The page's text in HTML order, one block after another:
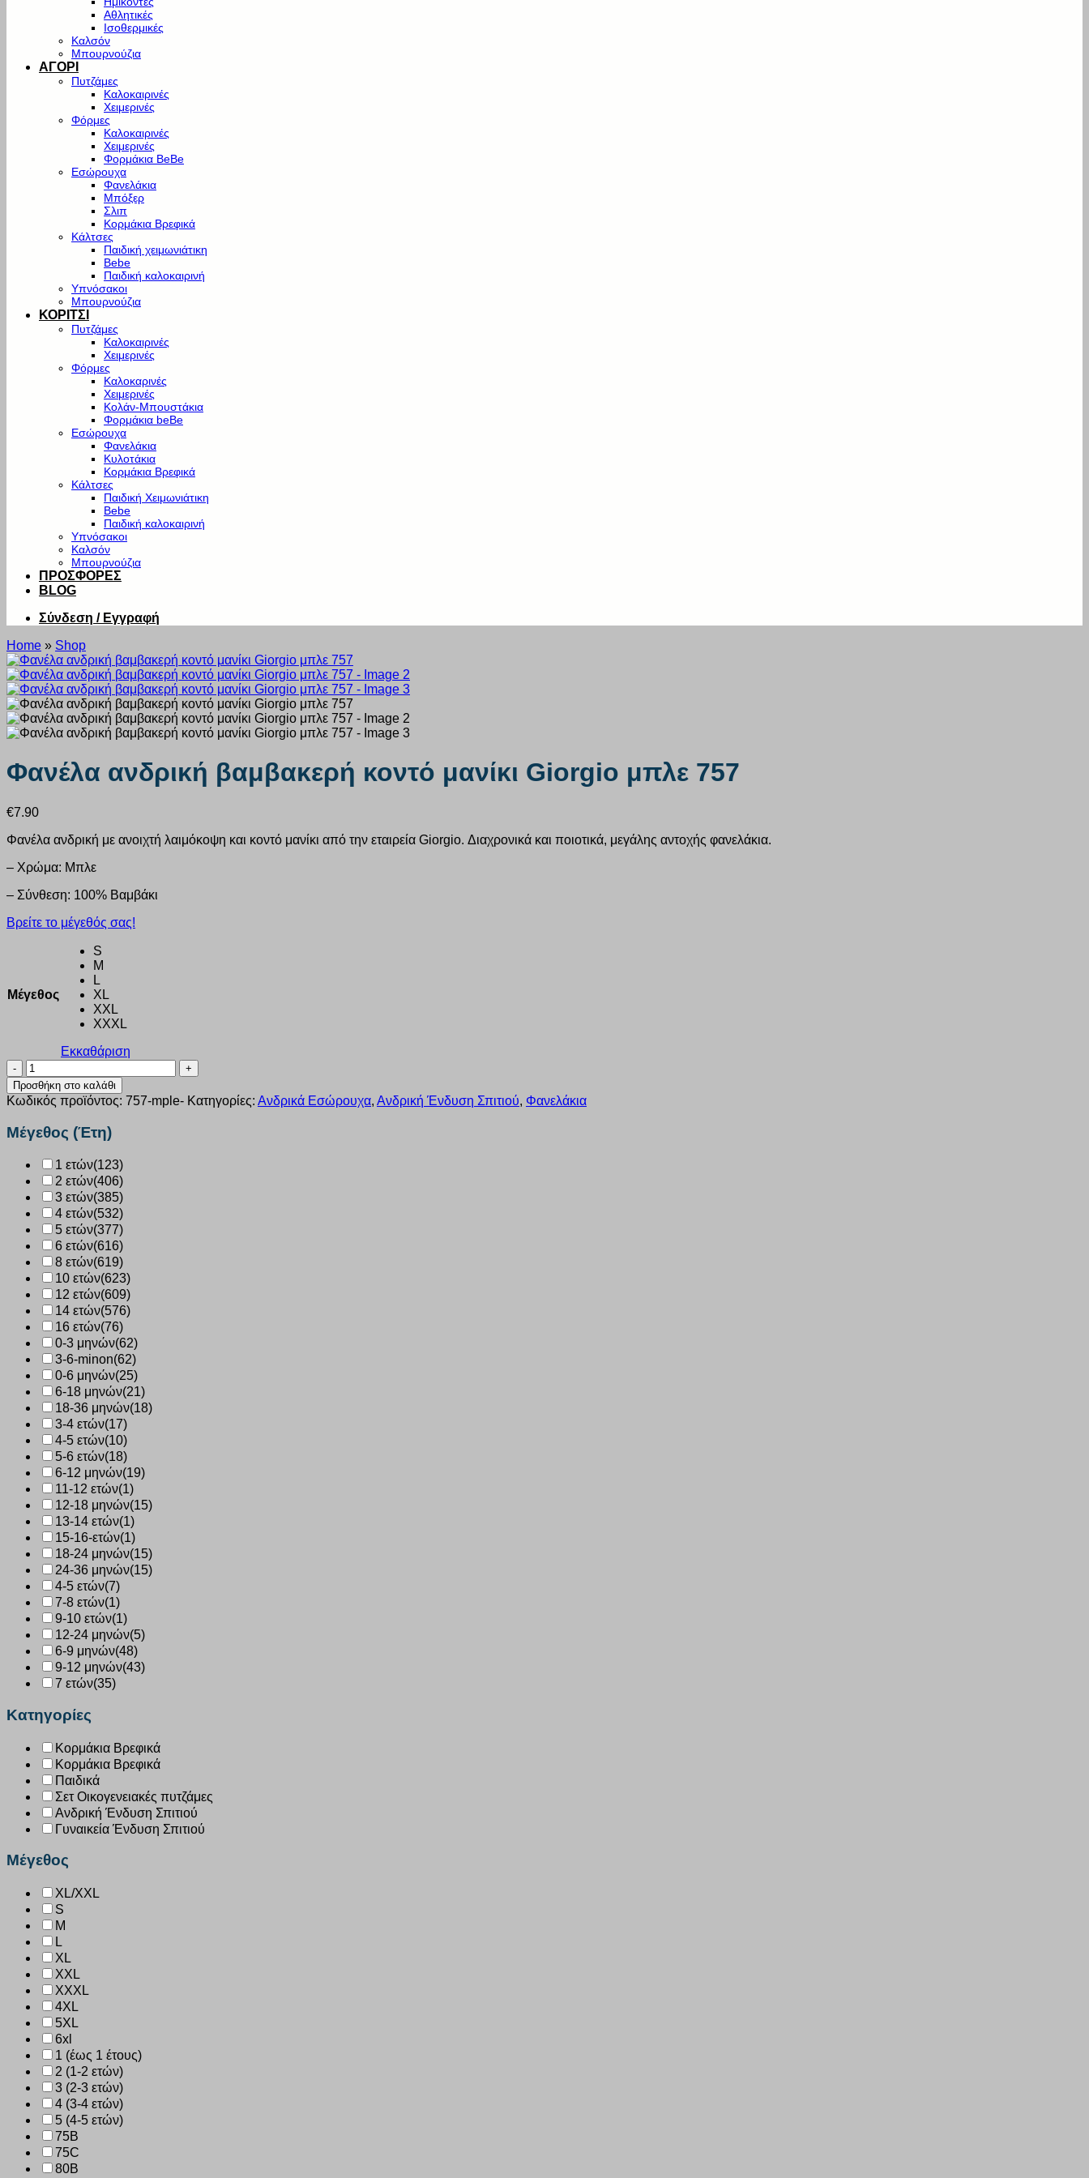
Αθλητικές
Ισοθερμικές
Καλσόν
Μπουρνούζια
ΑΓΟΡΙ
Πυτζάμες
Καλοκαιρινές
Χειμερινές
Φόρμες
Καλοκαιρινές
Χειμερινές
Φορμάκια BeBe
Εσώρουχα
Φανελάκια
Μπόξερ
Σλιπ
Κορμάκια Βρεφικά
Κάλτσες
Παιδική χειμωνιάτικη
Bebe
Παιδική καλοκαιρινή
Υπνόσακοι
Μπουρνούζια
ΚΟΡΙΤΣΙ
Πυτζάμες
Καλοκαιρινές
Χειμερινές
Φόρμες
Καλοκαρινές
Χειμερινές
Κολάν-Μπουστάκια
Φορμάκια beBe
Εσώρουχα
Φανελάκια
Κυλοτάκια
Κορμάκια Βρεφικά
Κάλτσες
Παιδική Χειμωνιάτικη
Bebe
Παιδική καλοκαιρινή
Υπνόσακοι
Καλσόν
Μπουρνούζια
ΠΡΟΣΦΟΡΕΣ
BLOG
Σύνδεση / Εγγραφή
Home » Shop
Φανέλα ανδρική βαμβακερή κοντό μανίκι Giorgio μπλε 757
€7.90
Φανέλα ανδρική με ανοιχτή λαιμόκοψη και κοντό μανίκι από την εταιρεία Giorgio. Διαχρονικά και ποιοτικά, μεγάλης αντοχής φανελάκια.
– Χρώμα: Μπλε
– Σύνθεση: 100% Βαμβάκι
Βρείτε το μέγεθός σας!
Μέγεθος
S
M
L
XL
XXL
XXXL
Εκκαθάριση
Φανέλα
ανδρική
βαμβακερή
κοντό
μανίκι
Giorgio
757
ποσότητα
Προσθήκη στο καλάθι
Κωδικός προϊόντος: 757-mple- Κατηγορίες: Ανδρικά Εσώρουχα, Ανδρική Ένδυση Σπιτιού, Φανελάκια
Μέγεθος (Έτη)
1 ετών(123)
2 ετών(406)
3 ετών(385)
4 ετών(532)
5 ετών(377)
6 ετών(616)
8 ετών(619)
10 ετών(623)
12 ετών(609)
14 ετών(576)
16 ετών(76)
0-3 μηνών(62)
3-6-minon(62)
0-6 μηνών(25)
6-18 μηνών(21)
18-36 μηνών(18)
3-4 ετών(17)
4-5 ετών(10)
5-6 ετών(18)
6-12 μηνών(19)
11-12 ετών(1)
12-18 μηνών(15)
13-14 ετών(1)
15-16-ετών(1)
18-24 μηνών(15)
24-36 μηνών(15)
4-5 ετών(7)
7-8 ετών(1)
9-10 ετών(1)
12-24 μηνών(5)
6-9 μηνών(48)
9-12 μηνών(43)
7 ετών(35)
Κατηγορίες
Κορμάκια Βρεφικά
Κορμάκια Βρεφικά
Παιδικά
Σετ Οικογενειακές πυτζάμες
Ανδρική Ένδυση Σπιτιού
Γυναικεία Ένδυση Σπιτιού
Μέγεθος
XL/XXL
S
M
L
XL
XXL
XXXL
4XL
5XL
6xl
1 (έως 1 έτους)
2 (1-2 ετών)
3 (2-3 ετών)
4 (3-4 ετών)
5 (4-5 ετών)
75B
75C
80B